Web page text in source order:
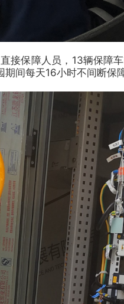
保障人员，13辆保障
间每天16小时不间断保